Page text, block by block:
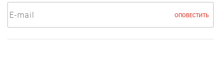
ОПОВЕСТИТЬ